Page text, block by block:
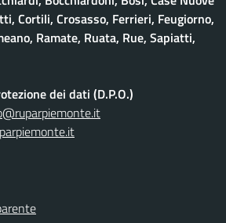
Cortili, Crosasso, Ferrieri, Feugiorno,
Ramate, Ruata, Rue, Sapiatti,
dei dati (D.P.O.)